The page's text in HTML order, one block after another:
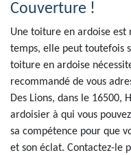
Couverture !
Une toiture en ardoise est
temps, elle peut toutefois
toiture en ardoise
recommandé de vous
Des Lions, dans le 16500,
ardoisier à qui vous
sa compétence pour que
et son éclat. Contactez-le